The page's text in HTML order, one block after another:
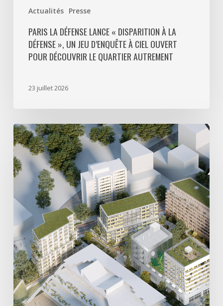
Actualités Presse
découvrir
quartier
PARIS LA DÉFENSE LANCE « DISPARITION À LA
DÉFENSE », UN JEU D’ENQUÊTE À CIEL OUVERT
POUR DÉCOUVRIR LE QUARTIER AUTREMENT
23 juillet 2026
Avec
5
actes
signés
pour
créer
000
m2
de
programmes
mixtes
et
900